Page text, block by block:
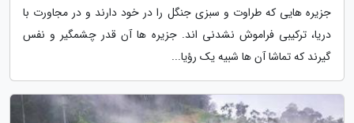
جزیره هایی که طراوت و سبزی جنگل را در خود دارند و در مجاورت با
دریا، ترکیبی فراموش نشدنی اند. جزیره ها آن قدر چشمگیر و نفس
گیرند که تماشا آن ها شبیه یک رؤیا...